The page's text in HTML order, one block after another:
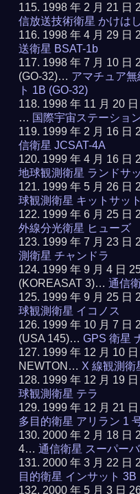
1998 年 2 月 21
信放送技術衛星 かけはし
1998 年 4 月 29 日
送衛星 BSAT-1b
1998 年 7 月 10 日
(GO-32)… アマチュア
ト 1B (GO-32)
1998 年 11 月 20
… 国際宇宙ステーショ
1999 年 2 月 16
信衛星 JCSAT-4A
1999 年 4 月 16 日
地球観測衛星 ランドサ
1999 年 5 月 26
球観測衛星 キットサッ
1999 年 6 月 25
外線分光衛星 ヒューズ
1999 年 7 月 23 日
測衛星 チャンドラ
1999 年 9 月 4 日
(KOREASAT 3)…通信
1999 年 9 月 25
球観測衛星 イコノス
1999 年 10 月 7 日
(USA 145)…GPS 衛星
1999 年 12 月 10
NEWTON… X 線観測衛
1999 年 12 月 19
球観測衛星 テラ
1999 年 12 月 21
多目的衛星 アリラン 1
2000 年 2 月 18 日
4…通信衛星 スーパー
2000 年 3 月 22 日
目的衛星 インサット 3B
2000 年 5 月 3 日